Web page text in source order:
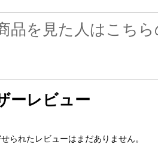
品を見た人はこち
ーレビュー
られたレビューはまだありません。